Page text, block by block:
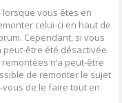
lorsque vous êtes en
celui-ci en haut de
Cependant, si vous
peut-être été désactivée
n’a peut-être
de remonter le sujet
de le faire tout en